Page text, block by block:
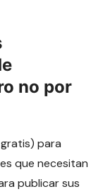
no por
para
que necesitan
publicar sus